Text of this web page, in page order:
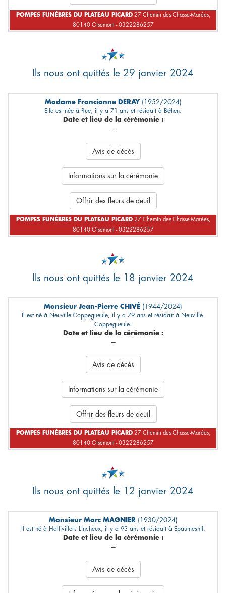
POMPES FUNÈBRES DU PLATEAU PICARD27 Chemin des Chasse-Marées,
80140 Oisemont - 0322286257
Ils nous ont quittés le 29 janvier 2024
Madame Francianne DERAY (1952/2024)
Elle est née à Rue, il y a 71 ans et résidait à Béhen.
Date et lieu de la cérémonie :
---
Avis de décès
Informations sur la cérémonie
Offrir des fleurs de deuil
POMPES FUNÈBRES DU PLATEAU PICARD27 Chemin des Chasse-Marées,
80140 Oisemont - 0322286257
Ils nous ont quittés le 18 janvier 2024
Monsieur Jean-Pierre CHIVÉ (1944/2024)
Il est né à Neuville-Coppegueule, il y a 79 ans et résidait à Neuville-
Coppegueule.
Date et lieu de la cérémonie :
---
Avis de décès
Informations sur la cérémonie
Offrir des fleurs de deuil
POMPES FUNÈBRES DU PLATEAU PICARD27 Chemin des Chasse-Marées,
80140 Oisemont - 0322286257
Ils nous ont quittés le 12 janvier 2024
Monsieur Marc MAGNIER (1930/2024)
Il est né à Hallivillers Lincheux, il y a 93 ans et résidait à Épaumesnil.
Date et lieu de la cérémonie :
---
Avis de décès